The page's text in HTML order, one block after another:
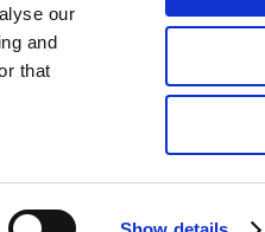
our
and
that
VERLEGEMETHODEN